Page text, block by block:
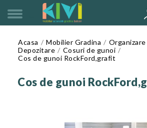
Acasa Mobilier Gradina
Depozitare
Cosuri de gunoi
Cos de gunoi RockFord,grafit
Cos de gunoi